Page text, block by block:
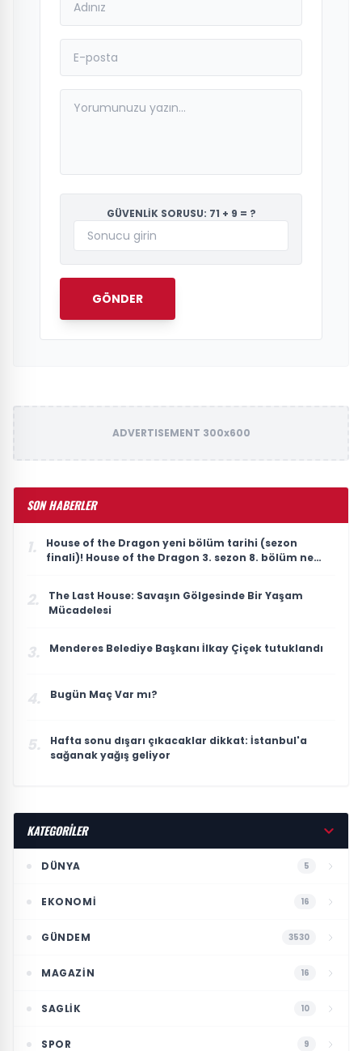
GÜVENLİK SORUSU: 71 + 9 = ?
GÖNDER
ADVERTISEMENT 300x600
SON HABERLER
1.
House of the Dragon yeni bölüm tarihi (sezon
finali)! House of the Dragon 3. sezon 8. bölüm ne
2.
The Last House: Savaşın Gölgesinde Bir Yaşam
Mücadelesi
3. Menderes Belediye Başkanı İlkay Çiçek tutuklandı
4. Bugün Maç Var mı?
5.
Hafta sonu dışarı çıkacaklar dikkat: İstanbul'a
sağanak yağış geliyor
KATEGORİLER
DÜNYA 5
EKONOMI 16
GÜNDEM 3530
MAGAZIN 16
SAGLIK 10
SPOR 9